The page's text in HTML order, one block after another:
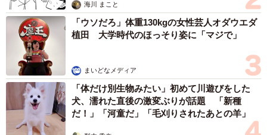
海川 まこと
「ウソだろ」体重130kgの女性芸人オダウエダ
植田 大学時代のほっそり姿に「マジで」
まいどなメディア
「体だけ別生物みたい」初めて川遊びをした
犬、濡れた直後の激変ぶりが話題 「新種
だ！」「河童だ」「毛刈りされたあとの羊」